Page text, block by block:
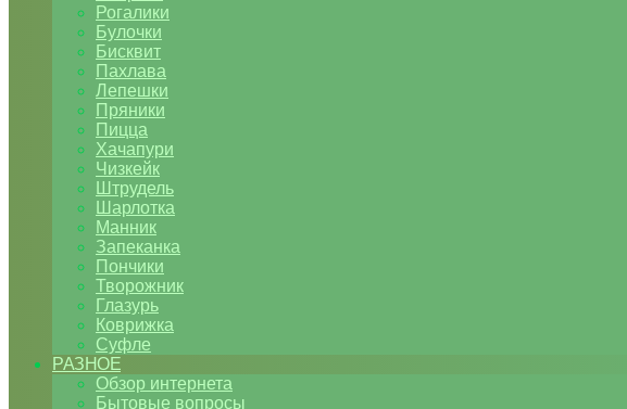
Рогалики
Булочки
Бисквит
Пахлава
Лепешки
Пряники
Пицца
Хачапури
Чизкейк
Штрудель
Шарлотка
Манник
Запеканка
Пончики
Творожник
Глазурь
Коврижка
Суфле
РАЗНОЕ
Обзор интернета
Бытовые вопросы